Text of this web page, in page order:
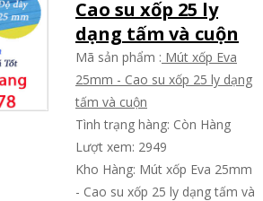
Cao su xốp 25 ly
dạng tấm và cuộn
Mã sản phẩm : Mút xốp Eva
25mm - Cao su xốp 25 ly dạng
tấm và cuộn
Tình trạng hàng: Còn Hàng
Lượt xem: 2949
Kho Hàng: Mút xốp Eva 25mm
- Cao su xốp 25 ly dạng tấm và